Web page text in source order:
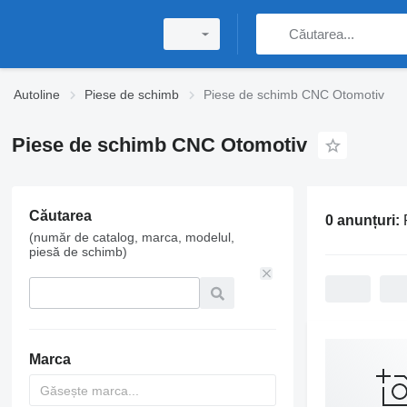
Autoline Piese de schimb Piese de schimb CNC Otomotiv
Piese de schimb CNC Otomotiv
Căutarea
(număr de catalog, marca, modelul,
piesă de schimb)
Marca
0 anunțuri: